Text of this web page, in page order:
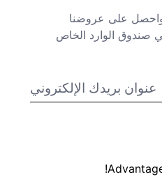
واحصل على عروضنا
صندوق الوارد الخاص